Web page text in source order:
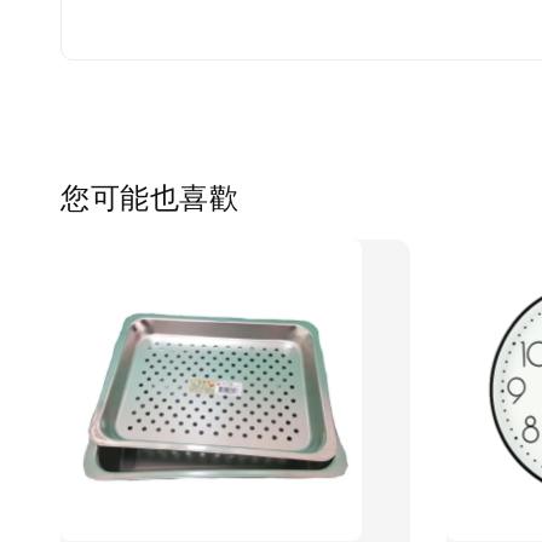
您可能也喜歡